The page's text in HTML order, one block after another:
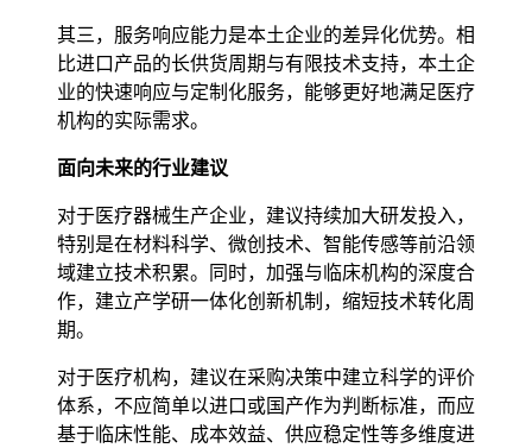
其三，服务响应能力是本土企业的差异化优势。相
比进口产品的长供货周期与有限技术支持，本土企
业的快速响应与定制化服务，能够更好地满足医疗
机构的实际需求。
面向未来的行业建议
对于医疗器械生产企业，建议持续加大研发投入，
特别是在材料科学、微创技术、智能传感等前沿领
域建立技术积累。同时，加强与临床机构的深度合
作，建立产学研一体化创新机制，缩短技术转化周
期。
对于医疗机构，建议在采购决策中建立科学的评价
体系，不应简单以进口或国产作为判断标准，而应
基于临床性能、成本效益、供应稳定性等多维度进